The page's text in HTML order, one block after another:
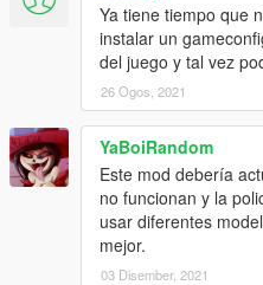
Ya tiene tiempo que
instalar un
del juego y tal vez
26 Ogos, 2021
YaBoiRandom
Este mod debería
no funcionan y la
usar diferentes
mejor.
03 Disember, 2021